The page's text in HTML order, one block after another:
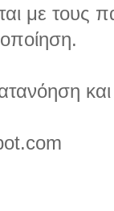
με τους